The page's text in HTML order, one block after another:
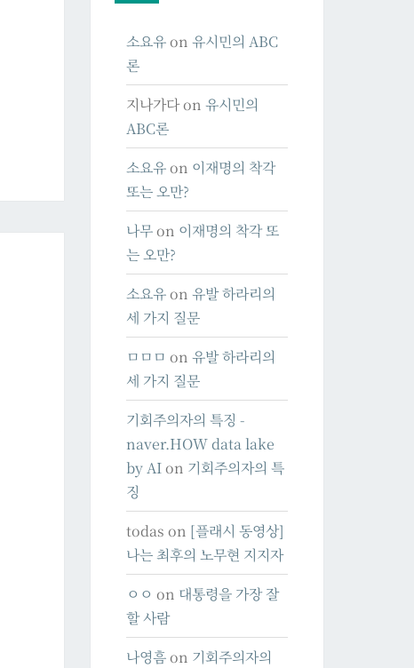
소요유on 유시민의 ABC
론
지나가다on 유시민의
ABC론
소요유on 이재명의 착각
또는 오만?
나무on 이재명의 착각 또
는 오만?
소요유on 유발 하라리의
세 가지 질문
ㅁㅁㅁ on 유발 하라리의
세 가지 질문
기회주의자의 특징 -
naver.HOW data lake
by AIon 기회주의자의 특
징
todas on [플래시 동영상]
나는 최후의 노무현 지지자
ㅇㅇ on 대통령을 가장 잘
할 사람
나영흠on 기회주의자의